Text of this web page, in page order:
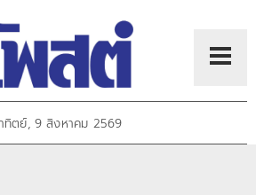
ทิตย์, 9 สิงหาคม 2569